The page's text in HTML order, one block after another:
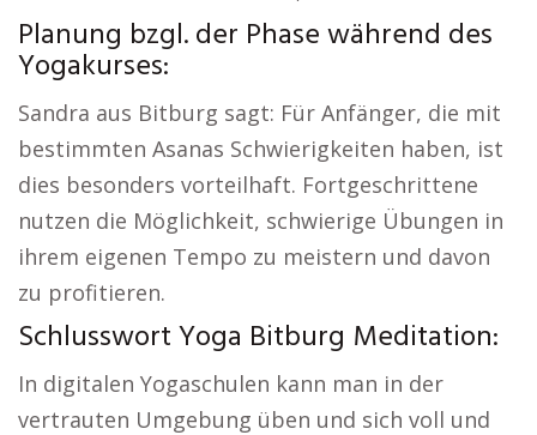
Planung bzgl. der Phase während des
Yogakurses:
Sandra aus Bitburg sagt: Für Anfänger, die mit
bestimmten Asanas Schwierigkeiten haben, ist
dies besonders vorteilhaft. Fortgeschrittene
nutzen die Möglichkeit, schwierige Übungen in
ihrem eigenen Tempo zu meistern und davon
zu profitieren.
Schlusswort Yoga Bitburg Meditation:
In digitalen Yogaschulen kann man in der
vertrauten Umgebung üben und sich voll und